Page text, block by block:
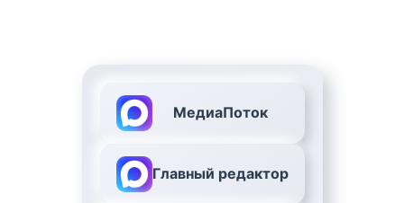
МедиаПоток
Главный редактор